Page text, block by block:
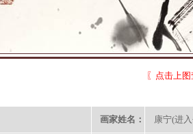
〖点击上
画家姓名： 康宁(进